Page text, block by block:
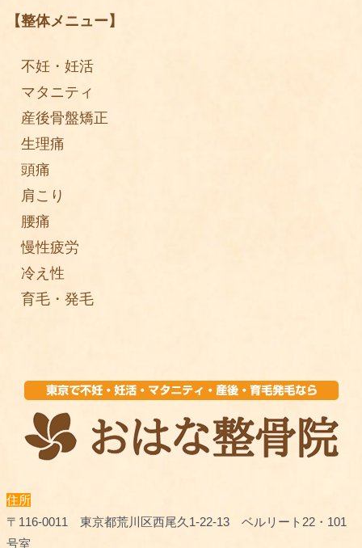
【整体メニュー】
不妊・妊活
マタニティ
産後骨盤矯正
生理痛
頭痛
肩こり
腰痛
慢性疲労
冷え性
育毛・発毛
住所
〒116-0011 東京都荒川区西尾久1-22-13 ベルリート22・101
号室